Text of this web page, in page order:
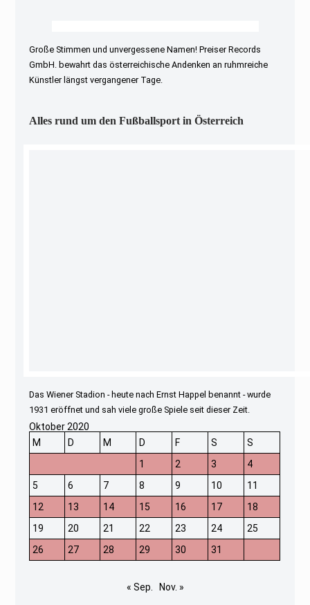
Große Stimmen und unvergessene Namen! Preiser Records
GmbH. bewahrt das österreichische Andenken an ruhmreiche
Künstler längst vergangener Tage.
Alles rund um den Fußballsport in Österreich
Das Wiener Stadion - heute nach Ernst Happel benannt - wurde
1931 eröffnet und sah viele große Spiele seit dieser Zeit.
Oktober 2020
M
D M D F S
S
1
2 3
4
5
6 7 8 9 10
11
12
13 14 15 16 17
18
19
20 21 22 23 24
25
26
27 28 29 30 31
« Sep. Nov. »